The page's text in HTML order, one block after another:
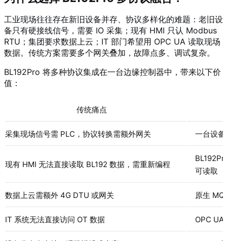
工业现场往往存在新旧设备并存、协议多样化的难题：老旧设
备只有硬接线信号，需要 IO 采集；现有 HMI 只认 Modbus
RTU；集团要求数据上云；IT 部门希望用 OPC UA 读取现场
数据。传统方案需要多个网关叠加，故障点多、调试复杂。
BL192Pro 将多种协议集成在一台边缘控制器中，带来以下价
值：
传统痛点
采集现场信号需 PLC，协议转换需额外网关 一台设
现有 HMI 无法直接读取 BL192 数据，需重新编程
可读取
数据上云需额外 4G DTU 或网关 原生
IT 系统无法直接访问 OT 数据 OPC UA